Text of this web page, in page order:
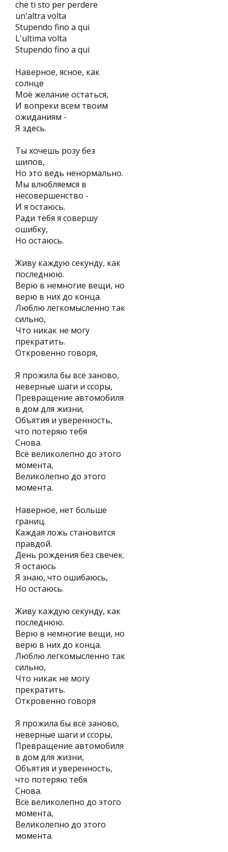
che ti sto per perdere
un'altra volta
Stupendo fino a qui
L'ultima volta
Stupendo fino a qui
Наверное, ясное, как
солнце
Моё желание остаться,
И вопреки всем твоим
ожиданиям -
Я здесь.
Ты хочешь розу без
шипов,
Но это ведь ненормально.
Мы влюбляемся в
несовершенство -
И я остаюсь.
Ради тебя я совершу
ошибку,
Но остаюсь.
Живу каждую секунду, как
последнюю.
Верю в немногие вещи, но
верю в них до конца.
Люблю легкомысленно так
сильно,
Что никак не могу
прекратить.
Откровенно говоря,
Я прожила бы всё заново,
неверные шаги и ссоры,
Превращение автомобиля
в дом для жизни,
Объятия и уверенность,
что потеряю тебя
Снова.
Всё великолепно до этого
момента,
Великолепно до этого
момента.
Наверное, нет больше
границ.
Каждая ложь становится
правдой.
День рождения без свечек.
Я остаюсь
Я знаю, что ошибаюсь,
Но остаюсь.
Живу каждую секунду, как
последнюю.
Верю в немногие вещи, но
верю в них до конца.
Люблю легкомысленно так
сильно,
Что никак не могу
прекратить.
Откровенно говоря
Я прожила бы всё заново,
неверные шаги и ссоры,
Превращение автомобиля
в дом для жизни,
Объятия и уверенность,
что потеряю тебя
Снова.
Всё великолепно до этого
момента,
Великолепно до этого
момента.